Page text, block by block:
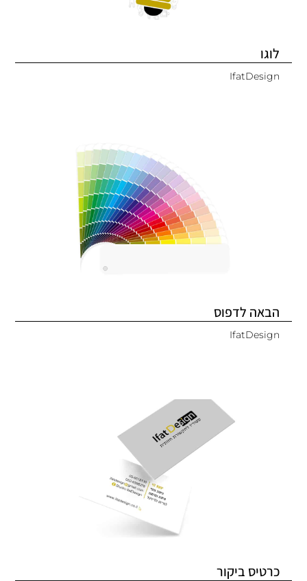
לוגו
IfatDesign
הבאה לדפוס
IfatDesign
כרטיס ביקור